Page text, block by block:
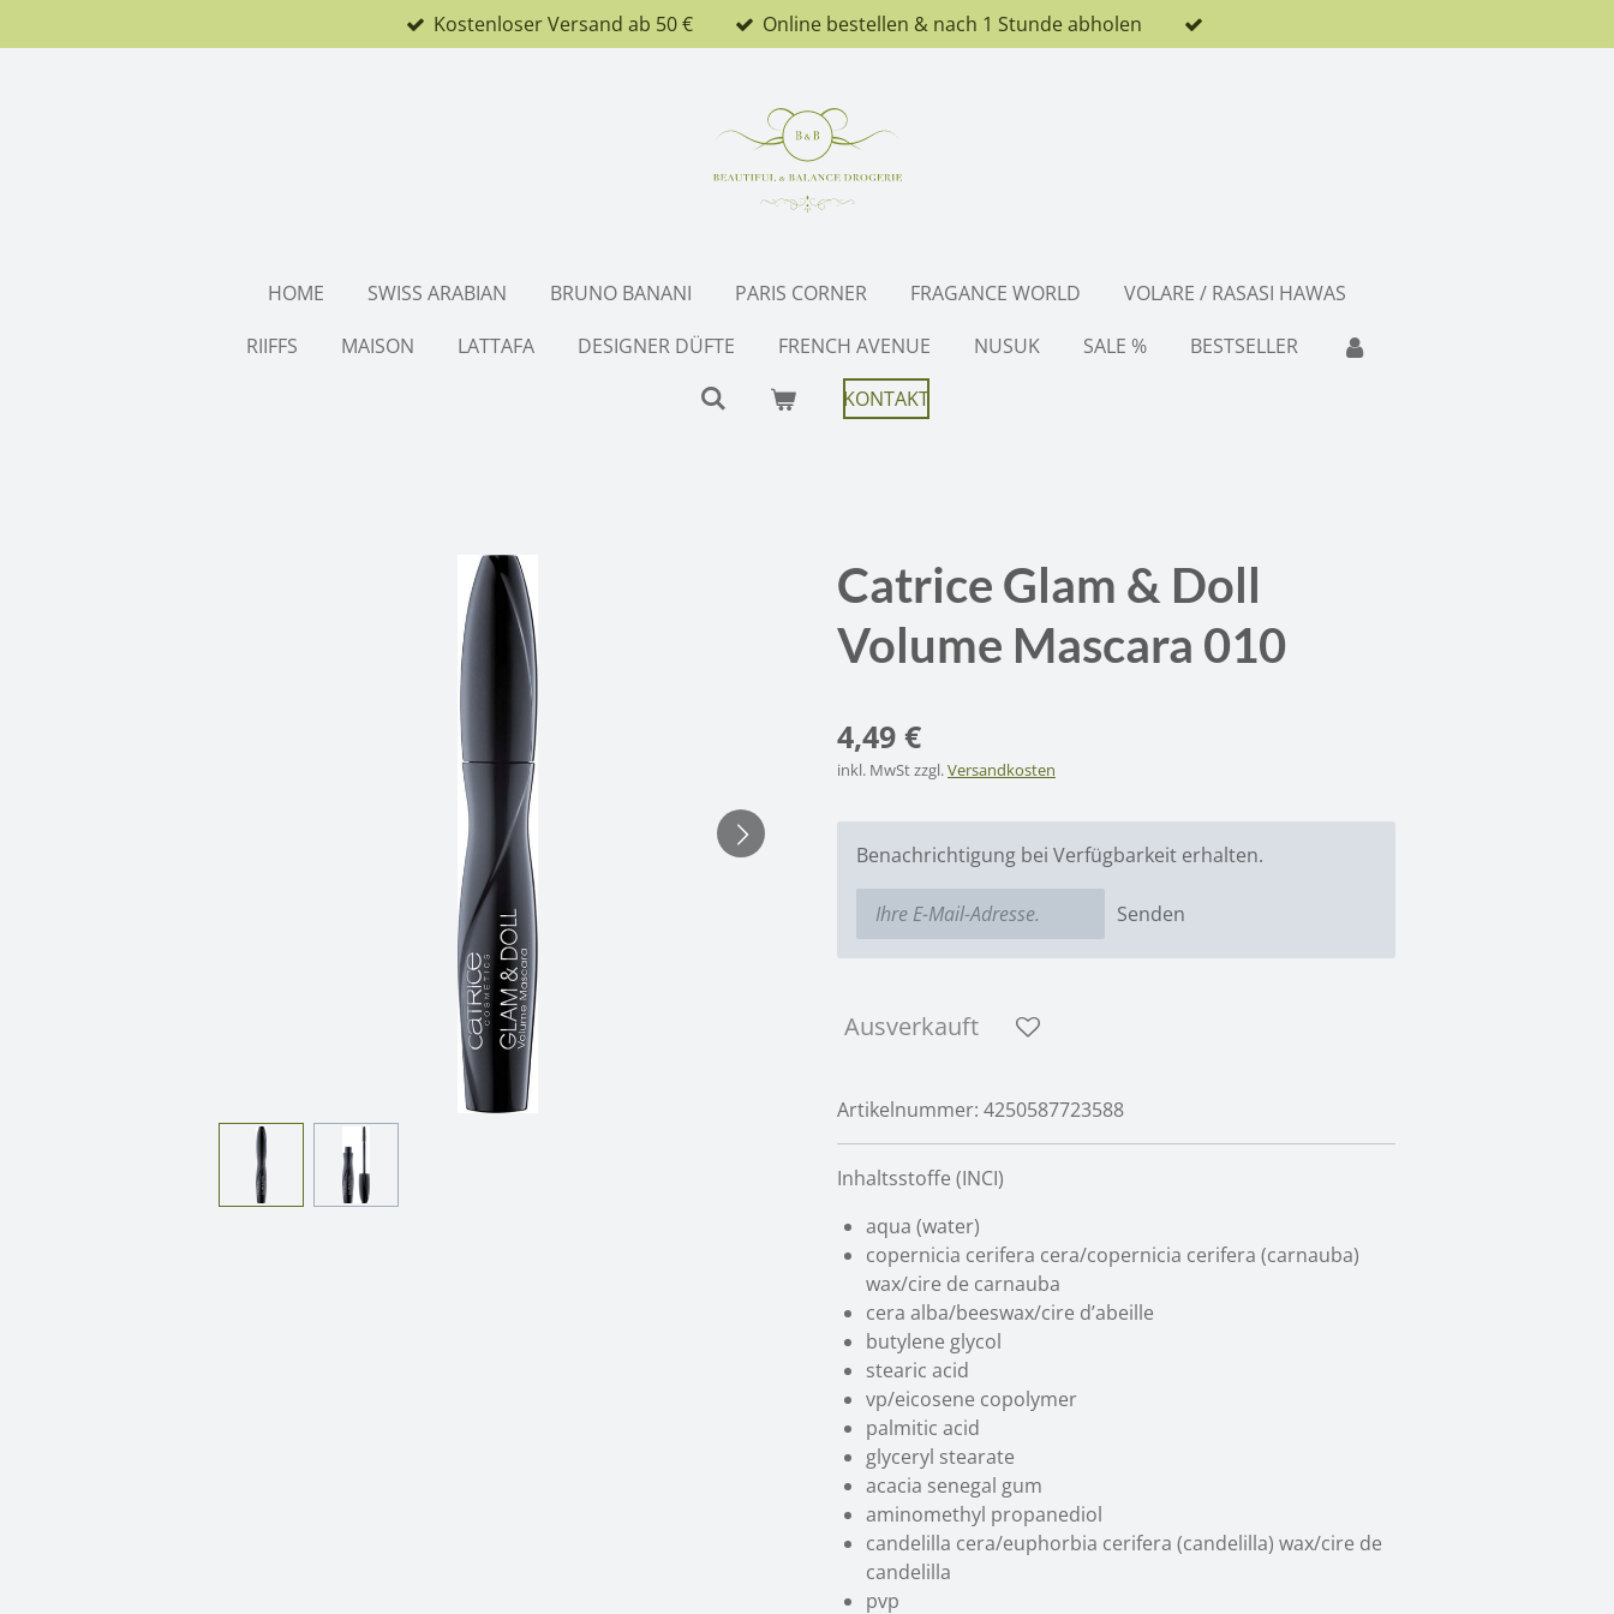
Hauptinhalt
Kostenloser Versand ab 50 € Online bestellen & nach 1 Stunde abholen
HOME SWISS ARABIAN BRUNO BANANI PARIS CORNER FRAGANCE WORLD
VOLARE / RASASI HAWAS
RIIFFS
MAISON LATTAFA DESIGNER DÜFTE FRENCH AVENUE NUSUK SALE %
BESTSELLER
KONTAKT
Catrice Glam & Doll
Volume Mascara 010
4,49 €
inkl. MwSt zzgl.Versandkosten
Benachrichtigung bei Verfügbarkeit erhalten.
Senden
Ausverkauft
Artikelnummer: 4250587723588
Inhaltsstoffe (INCI)
aqua (water)
copernicia cerifera cera/copernicia cerifera (carnauba)
wax/cire de carnauba
cera alba/beeswax/cire d’abeille
butylene glycol
stearic acid
vp/eicosene copolymer
palmitic acid
glyceryl stearate
acacia senegal gum
aminomethyl propanediol
candelilla cera/euphorbia cerifera (candelilla) wax/cire de
candelilla
pvp